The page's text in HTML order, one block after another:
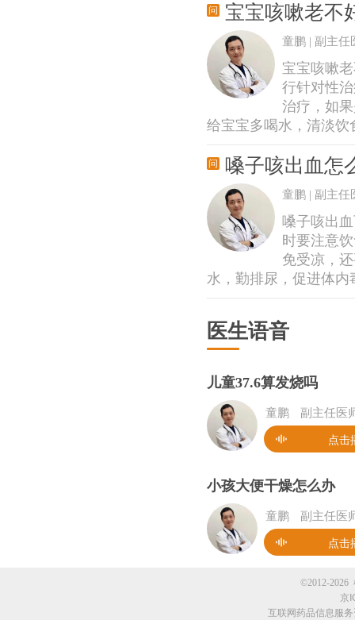
宝宝咳嗽老不
童鹏 | 副主任
宝宝咳嗽
行针对性
治疗，如
给宝宝多喝水，清淡
嗓子咳出血怎
童鹏 | 副主任
嗓子咳出
时要注意
免受凉，
水，勤排尿，促进体内
医生语音
儿童37.6算发烧吗
童鹏 副主任医
点击
小孩大便干燥怎么办
童鹏 副主任医
点击
©2012-2026
京
互联网药品信息服